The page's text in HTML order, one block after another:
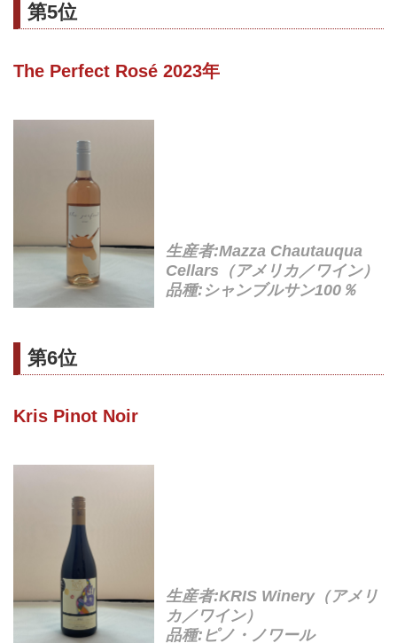
第5位
The Perfect Rosé 2023年
生産者:Mazza Chautauqua
Cellars（アメリカ／ワイン）
品種:シャンブルサン100％
第6位
Kris Pinot Noir
生産者:KRIS Winery（アメリ
カ／ワイン）
品種:ピノ・ノワール